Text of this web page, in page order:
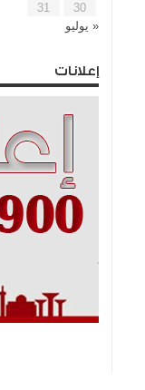
30
31
« يوليو
إعلانات